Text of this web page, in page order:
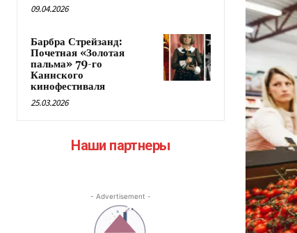
09.04.2026
Барбра Стрейзанд:
Почетная «Золотая
пальма» 79-го
Каннского
кинофестиваля
25.03.2026
Наши партнеры
- Advertisement -